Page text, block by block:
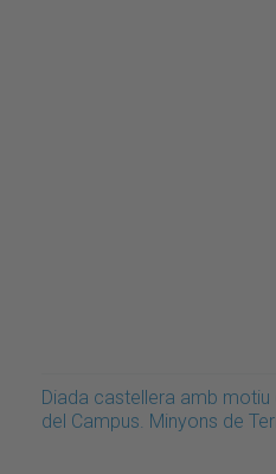
Diada castellera amb motiu
del Campus. Minyons de